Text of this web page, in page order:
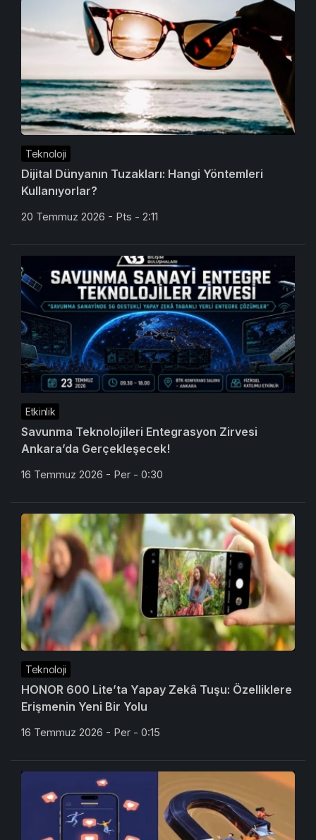
Teknoloji
Dijital Dünyanın Tuzakları: Hangi Yöntemleri
Kullanıyorlar?
20 Temmuz 2026 - Pts - 2:11
Etkinlik
Savunma Teknolojileri Entegrasyon Zirvesi
Ankara’da Gerçekleşecek!
16 Temmuz 2026 - Per - 0:30
Teknoloji
HONOR 600 Lite’ta Yapay Zekâ Tuşu: Özelliklere
Erişmenin Yeni Bir Yolu
16 Temmuz 2026 - Per - 0:15